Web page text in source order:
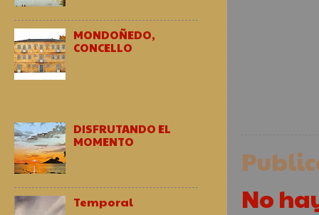
No
MONDOÑEDO,
CONCELLO
DISFRUTANDO EL
MOMENTO
Temporal